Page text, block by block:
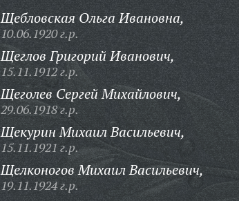
Щебловская Ольга Ивановна,
10.06.1920 г.р.
Щеглов Григорий Иванович,
15.11.1912 г.р.
Щеголев Сергей Михайлович,
29.06.1918 г.р.
Щекурин Михаил Васильевич,
15.11.1921 г.р.
Щелконогов Михаил Васильевич,
19.11.1924 г.р.